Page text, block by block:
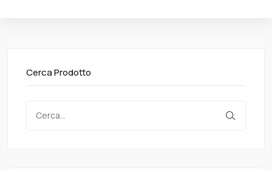
Cerca Prodotto